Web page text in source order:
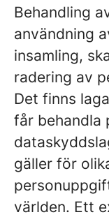
Behandling
användning
insamling,
radering av
Det finns
får behandla
gäller för
världen. Ett